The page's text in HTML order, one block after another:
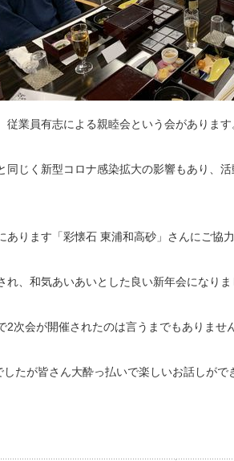
従業員有志による親睦会という会があります
同じく新型コロナ感染拡大の影響もあり、
あります「彩懐石 東浦和高砂」さんにご協力
れ、和気あいあいとした良い新年会になりま
2次会が開催されたのは言うまでもありませ
たが皆さん大酔っ払いで楽しいお話しがで